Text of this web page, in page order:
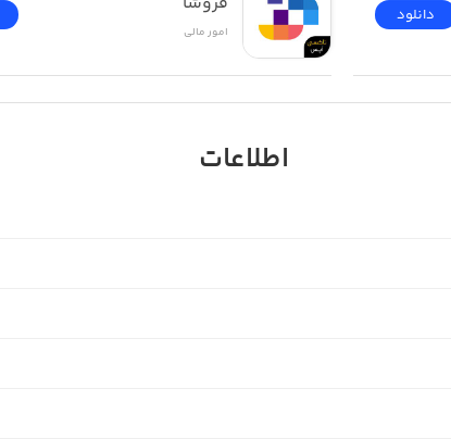
دانلود
امور ‌مالی
اطلاعات